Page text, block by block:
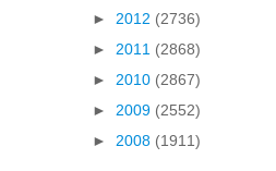
► 2012 (2736)
► 2011 (2868)
► 2010 (2867)
► 2009 (2552)
► 2008 (1911)